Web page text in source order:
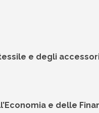
e degli
e delle